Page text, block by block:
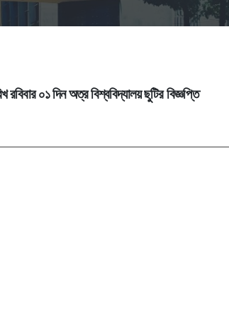
০১ দিন অত্র বিশ্ববিদ্যালয় ছুটির বিজ্ঞপ্তি